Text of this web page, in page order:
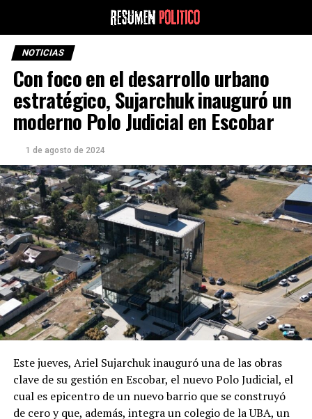
NOTICIAS
Con foco en el desarrollo urbano
estratégico, Sujarchuk inauguró un
moderno Polo Judicial en Escobar
1 de agosto de 2024
Este jueves, Ariel Sujarchuk inauguró una de las obras
clave de su gestión en Escobar, el nuevo Polo Judicial, el
cual es epicentro de un nuevo barrio que se construyó
de cero y que, además, integra un colegio de la UBA, un